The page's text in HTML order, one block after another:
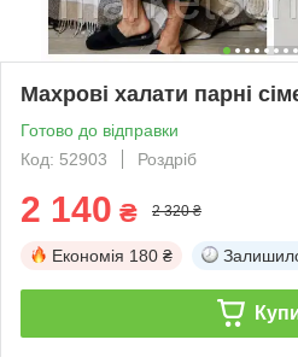
Махрові халати парні
Готово до відправки
Код: 52903
Роздріб
2 140 ₴ 2 320 ₴
Економія 180 ₴